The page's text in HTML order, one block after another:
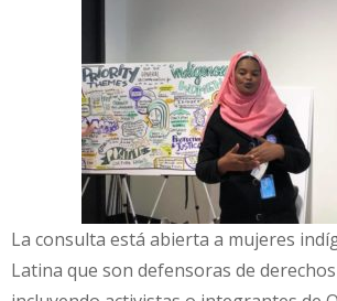
La consulta está abierta a mujeres
Latina que son defensoras de